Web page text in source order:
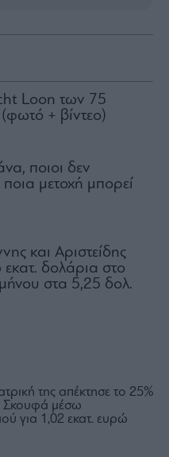
της απέκτησε το 25%
Σκουφά μέσω
για 1,02 εκατ. ευρώ
Loon των 75
+ βίντεο)
ποιοι δεν
μετοχή μπορεί
και Αριστείδης
δολάρια στο
στα 5,25 δολ.